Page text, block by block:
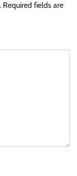
Required fields are